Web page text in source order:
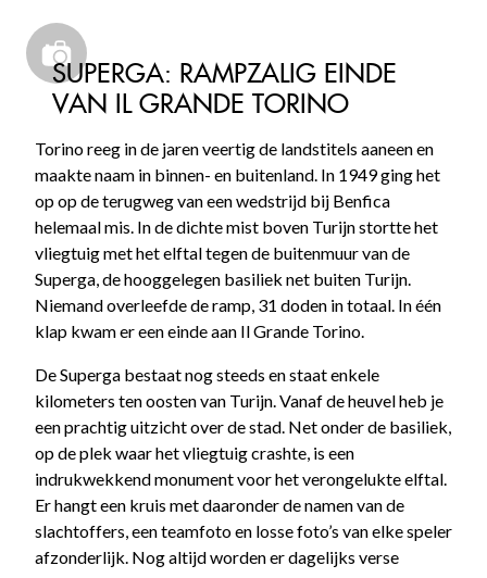
SUPERGA: RAMPZALIG EINDE
VAN IL GRANDE TORINO
Torino reeg in de jaren veertig de landstitels aaneen en
maakte naam in binnen- en buitenland. In 1949 ging het
op op de terugweg van een wedstrijd bij Benfica
helemaal mis. In de dichte mist boven Turijn stortte het
vliegtuig met het elftal tegen de buitenmuur van de
Superga, de hooggelegen basiliek net buiten Turijn.
Niemand overleefde de ramp, 31 doden in totaal. In één
klap kwam er een einde aan Il Grande Torino.
De Superga bestaat nog steeds en staat enkele
kilometers ten oosten van Turijn. Vanaf de heuvel heb je
een prachtig uitzicht over de stad. Net onder de basiliek,
op de plek waar het vliegtuig crashte, is een
indrukwekkend monument voor het verongelukte elftal.
Er hangt een kruis met daaronder de namen van de
slachtoffers, een teamfoto en losse foto’s van elke speler
afzonderlijk. Nog altijd worden er dagelijks verse